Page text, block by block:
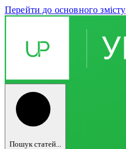
Перейти до основного змісту
Пошук статей...